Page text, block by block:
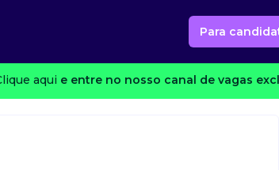
Para
aqui e entre no nosso canal de vagas